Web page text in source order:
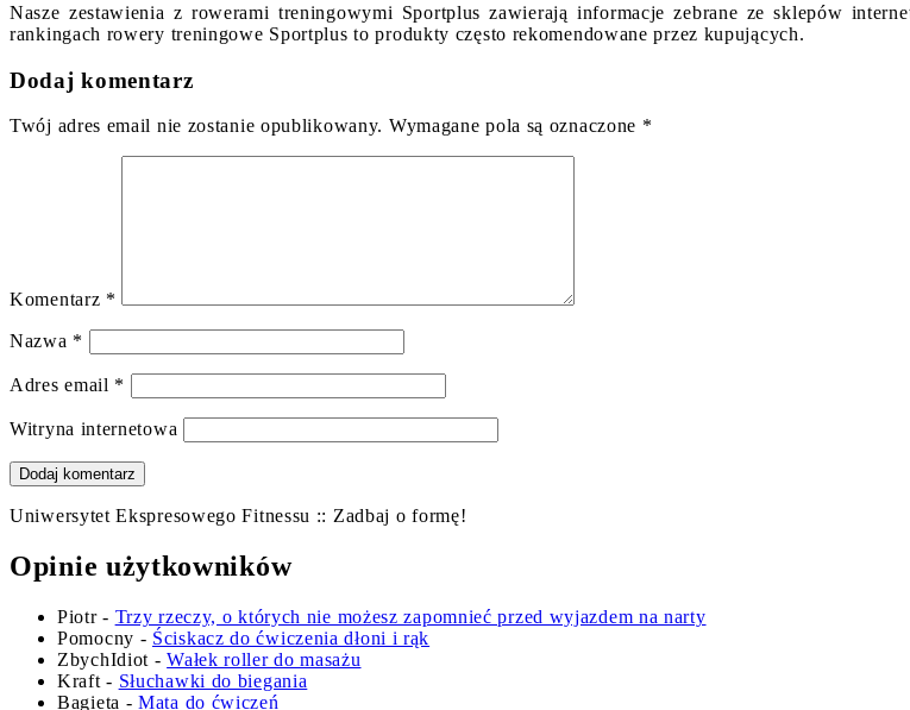
Nasze zestawienia z rowerami treningowymi Sportplus zawierają informacje zebrane ze sklepów
rankingach rowery treningowe Sportplus to produkty często rekomendowane przez kupujących.
Dodaj komentarz
Twój adres email nie zostanie opublikowany. Wymagane pola są oznaczone *
Komentarz *
Nazwa *
Adres email *
Witryna internetowa
Uniwersytet Ekspresowego Fitnessu :: Zadbaj o formę!
Opinie użytkowników
Piotr- Trzy rzeczy, o których nie możesz zapomnieć przed wyjazdem na narty
Pomocny - Ściskacz do ćwiczenia dłoni i rąk
ZbychIdiot -Wałek roller do masażu
Kraft - Słuchawki do biegania
Bagieta -Mata do ćwiczeń